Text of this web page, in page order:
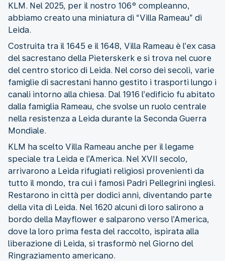
KLM. Nel 2025, per il nostro 106° compleanno,
abbiamo creato una miniatura di “Villa Rameau” di
Leida.
Costruita tra il 1645 e il 1648, Villa Rameau è l’ex casa
del sacrestano della Pieterskerk e si trova nel cuore
del centro storico di Leida. Nel corso dei secoli, varie
famiglie di sacrestani hanno gestito i trasporti lungo i
canali intorno alla chiesa. Dal 1916 l’edificio fu abitato
dalla famiglia Rameau, che svolse un ruolo centrale
nella resistenza a Leida durante la Seconda Guerra
Mondiale.
KLM ha scelto Villa Rameau anche per il legame
speciale tra Leida e l’America. Nel XVII secolo,
arrivarono a Leida rifugiati religiosi provenienti da
tutto il mondo, tra cui i famosi Padri Pellegrini inglesi.
Restarono in città per dodici anni, diventando parte
della vita di Leida. Nel 1620 alcuni di loro salirono a
bordo della Mayflower e salparono verso l’America,
dove la loro prima festa del raccolto, ispirata alla
liberazione di Leida, si trasformò nel Giorno del
Ringraziamento americano.